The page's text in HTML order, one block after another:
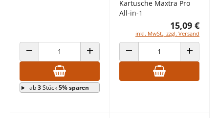
ANZAHL VERRINGERN ANZAHL ERHÖHEN
ab3Stück5% sparen
Kartusche Maxtra Pro
All-in-1
15,09 €
inkl. MwSt., zzgl. Versand
ANZAHL VERRINGERN ANZAHL